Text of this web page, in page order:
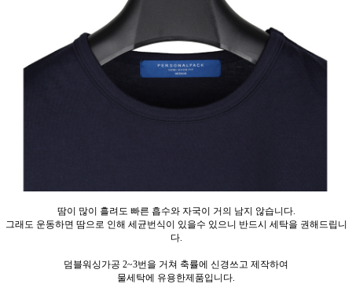
땀이 많이 흘려도 빠른 흡수와 자국이 거의 남지 않습니다.
그래도 운동하면 땀으로 인해 세균번식이 있을수 있으니 반드시 세탁을 권해드립니
다.
덤블워싱가공 2~3번을 거쳐 축률에 신경쓰고 제작하여
물세탁에 유용한제품입니다.